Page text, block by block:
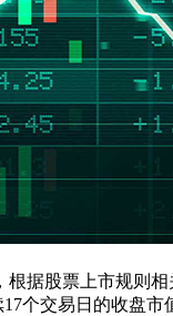
据股票上市规则
个交易日的收盘